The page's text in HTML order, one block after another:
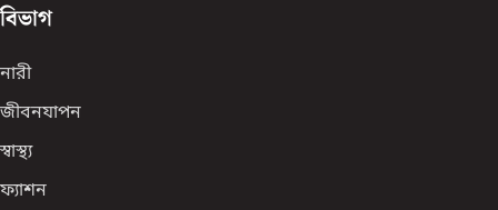
বিভাগ
নারী
জীবনযাপন
স্বাস্থ্য
ফ্যাশন